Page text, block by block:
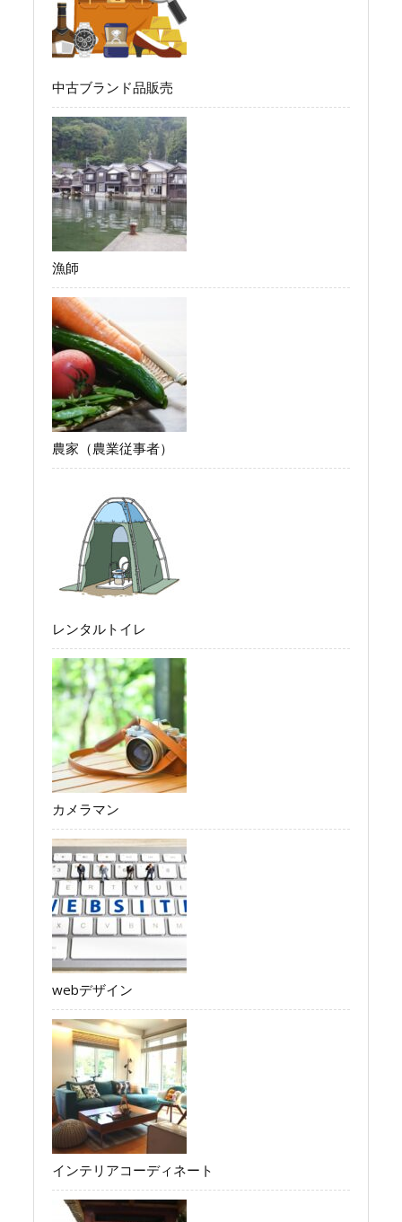
中古ブランド品販売
漁師
農家（農業従事者）
レンタルトイレ
カメラマン
webデザイン
インテリアコーディネート